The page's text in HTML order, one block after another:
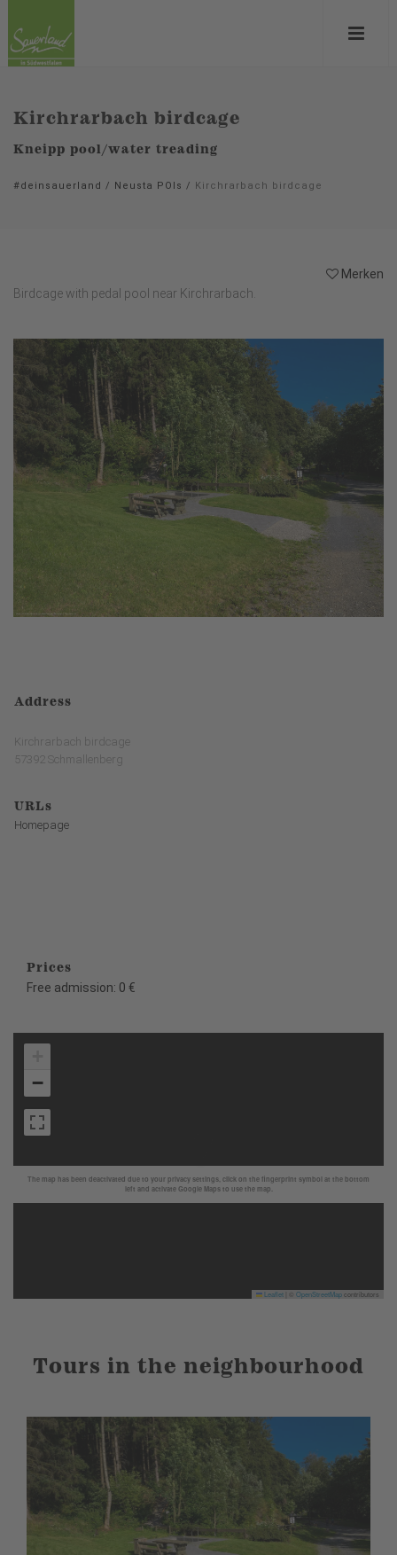
Kirchrarbach birdcage
Kneipp pool/water treading
#deinsauerland / Neusta POIs / Kirchrarbach birdcage
Merken
Birdcage with pedal pool near Kirchrarbach.
Address
Kirchrarbach birdcage
57392 Schmallenberg
URLs
Homepage
Prices
Free admission: 0 €
The map has been deactivated due to your privacy settings, click on the fingerprint symbol at the bottom
left and activate Google Maps to use the map.
−
Leaflet OpenStreetMapcontributors
Tours in the neighbourhood